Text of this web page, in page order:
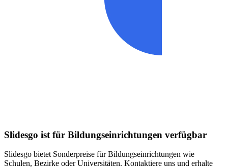
Slidesgo ist für Bildungseinrichtungen verfügbar
Slidesgo bietet Sonderpreise für Bildungseinrichtungen wie
Schulen, Bezirke oder Universitäten. Kontaktiere uns und erhalte